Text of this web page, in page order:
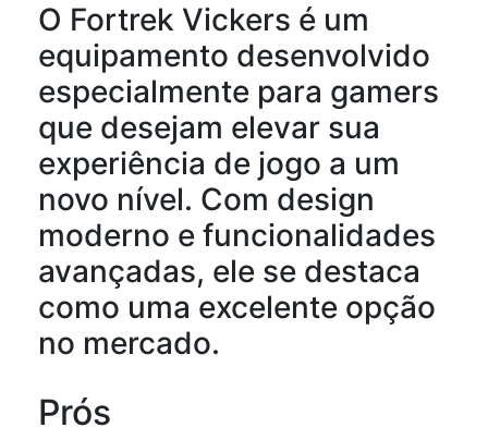
O Fortrek Vickers é um
equipamento desenvolvido
especialmente para gamers
que desejam elevar sua
experiência de jogo a um
novo nível. Com design
moderno e funcionalidades
avançadas, ele se destaca
como uma excelente opção
no mercado.
Prós